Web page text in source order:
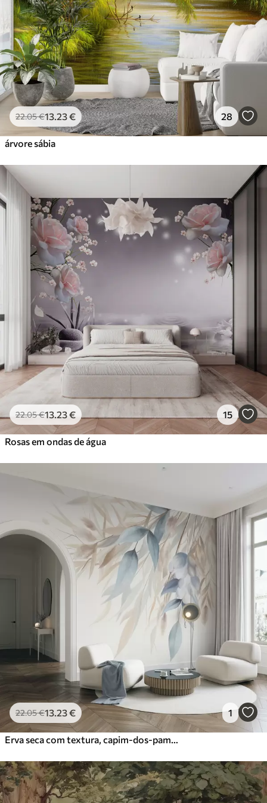
56.6734.00€/m²
Vinil Premium
65.0039.00€/m²
Peel and Stick
81.6749.00€/m²
22.05€13 .23€ 28
árvore sábia
22.05€13 .23€ 15
Rosas em ondas de água
22.05€13 .23€ 1